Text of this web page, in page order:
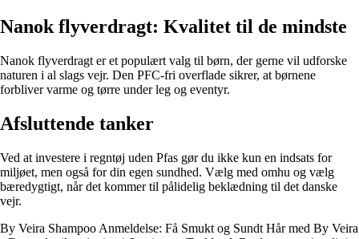
Nanok flyverdragt: Kvalitet til de mindste
Nanok flyverdragt er et populært valg til børn, der gerne vil udforske
naturen i al slags vejr. Den PFC-fri overflade sikrer, at børnene
forbliver varme og tørre under leg og eventyr.
Afsluttende tanker
Ved at investere i regntøj uden Pfas gør du ikke kun en indsats for
miljøet, men også for din egen sundhed. Vælg med omhu og vælg
bæredygtigt, når det kommer til pålidelig beklædning til det danske
vejr.
By Veira Shampoo Anmeldelse: Få Smukt og Sundt Hår med By Veira